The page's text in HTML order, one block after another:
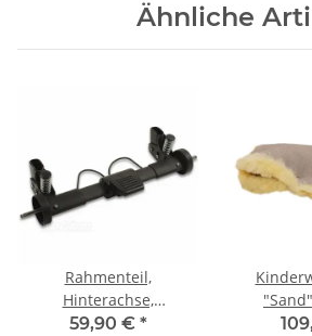
Ähnliche
Rahmenteil,
Hinterachse,
Varius/Varius Pro,
59,90 € *